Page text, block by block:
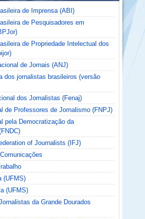
de Imprensa (ABI)
de Pesquisadores em
de Propriedade Intelectual dos
de Jornais (ANJ)
dos jornalistas brasileiros (versão
dos Jornalistas (Fenaj)
de Professores de Jornalismo (FNPJ)
pela Democratização da
of Journalists (IFJ)
(UFMS)
(UFMS)
da Grande Dourados